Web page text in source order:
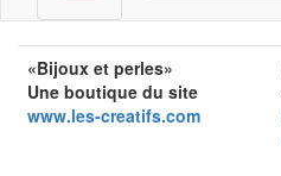
«Bijoux et perles»
Une boutique du site
www.les-creatifs.com